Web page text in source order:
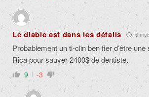
Le diable est dans les détails 6
Probablement un ti-clin ben fier d’être
Rica pour sauver 2400$ de dentiste.
9 -3